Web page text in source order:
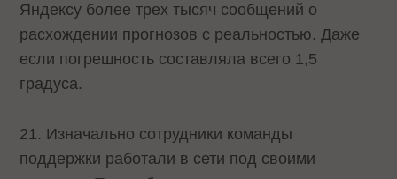
Яндексу более трех тысяч сообщений о
расхождении прогнозов с реальностью. Даже
если погрешность составляла всего 1,5
градуса.
21. Изначально сотрудники команды
поддержки работали в сети под своими